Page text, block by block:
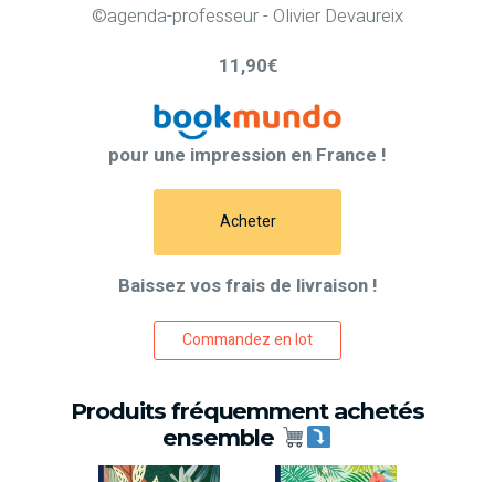
©agenda-professeur - Olivier Devaureix
11,90€
pour une impression en France !
Acheter
Baissez vos frais de livraison !
Commandez en lot
Produits fréquemment achetés
ensemble